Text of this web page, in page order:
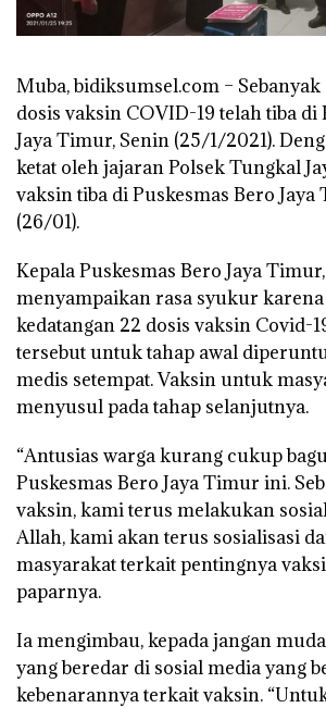
Muba, bidiksumsel.com –
dosis vaksin COVID-19 telah tiba di
Jaya Timur, Senin (25/1/2021).
ketat oleh jajaran Polsek Tungkal
vaksin tiba di Puskesmas Bero Jaya
(26/01).
Kepala Puskesmas Bero Jaya
menyampaikan rasa syukur
kedatangan 22 dosis vaksin Covid-
tersebut untuk tahap awal
medis setempat. Vaksin untuk
menyusul pada tahap selanjutnya.
“Antusias warga kurang cukup
Puskesmas Bero Jaya Timur ini.
vaksin, kami terus melakukan
Allah, kami akan terus sosialisasi
masyarakat terkait pentingnya
paparnya.
Ia mengimbau, kepada jangan
yang beredar di sosial media yang
kebenarannya terkait vaksin.